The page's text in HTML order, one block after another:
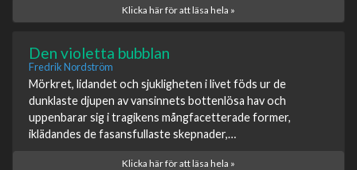
Klicka här för att läsa hela »
Den violetta bubblan
Fredrik Nordström
Mörkret, lidandet och sjukligheten i livet föds ur de
dunklaste djupen av vansinnets bottenlösa hav och
uppenbarar sig i tragikens mångfacetterade former,
iklädandes de fasansfullaste skepnader,…
Klicka här för att läsa hela »